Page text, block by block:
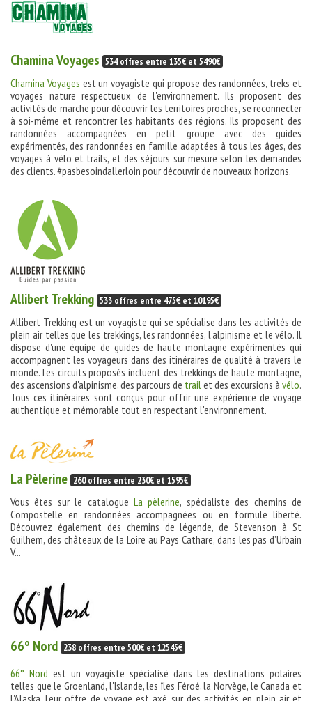
Chamina Voyages 534 offres entre 135€ et 5490€
Chamina Voyages est un voyagiste qui propose des randonnées, treks et
voyages nature respectueux de l'environnement. Ils proposent des
activités de marche pour découvrir les territoires proches, se reconnecter
à soi-même et rencontrer les habitants des régions. Ils proposent des
randonnées accompagnées en petit groupe avec des guides
expérimentés, des randonnées en famille adaptées à tous les âges, des
voyages à vélo et trails, et des séjours sur mesure selon les demandes
des clients. #pasbesoindallerloin pour découvrir de nouveaux horizons.
Allibert Trekking 533 offres entre 475€ et 10195€
Allibert Trekking est un voyagiste qui se spécialise dans les activités de
plein air telles que les trekkings, les randonnées, l'alpinisme et le vélo. Il
dispose d'une équipe de guides de haute montagne expérimentés qui
accompagnent les voyageurs dans des itinéraires de qualité à travers le
monde. Les circuits proposés incluent des trekkings de haute montagne,
des ascensions d'alpinisme, des parcours de trailet des excursions à vélo.
Tous ces itinéraires sont conçus pour offrir une expérience de voyage
authentique et mémorable tout en respectant l'environnement.
La Pèlerine 260 offres entre 230€ et 1595€
Vous êtes sur le catalogue La pèlerine, spécialiste des chemins de
Compostelle en randonnées accompagnées ou en formule liberté.
Découvrez également des chemins de légende, de Stevenson à St
Guilhem, des châteaux de la Loire au Pays Cathare, dans les pas d’Urbain
V...
66° Nord 238 offres entre 500€ et 12545€
66° Nord est un voyagiste spécialisé dans les destinations polaires
telles que le Groenland, l'Islande, les îles Féroé, la Norvège, le Canada et
l'Alaska. Leur offre de voyage est axé sur des activités en plein air et